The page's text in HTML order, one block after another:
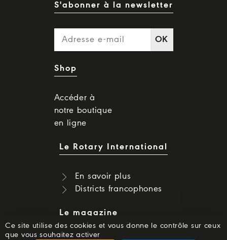
S'abonner à la newsletter
OK
Shop
Accéder à
notre boutique
en ligne
Le Rotary International
En savoir plus
Districts francophones
Le magazine
Ce site utilise des cookies et vous donne le contrôle sur ceux
que vous souhaitez activer